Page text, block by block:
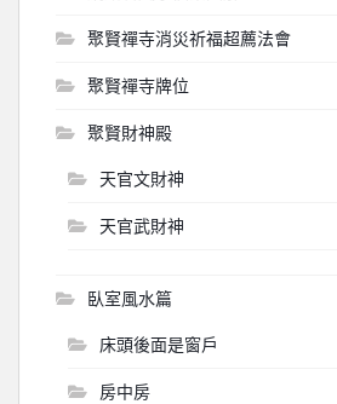
聚賢禪寺消災祈福超薦法會
聚賢禪寺牌位
聚賢財神殿
天官文財神
天官武財神
臥室風水篇
床頭後面是窗戶
房中房